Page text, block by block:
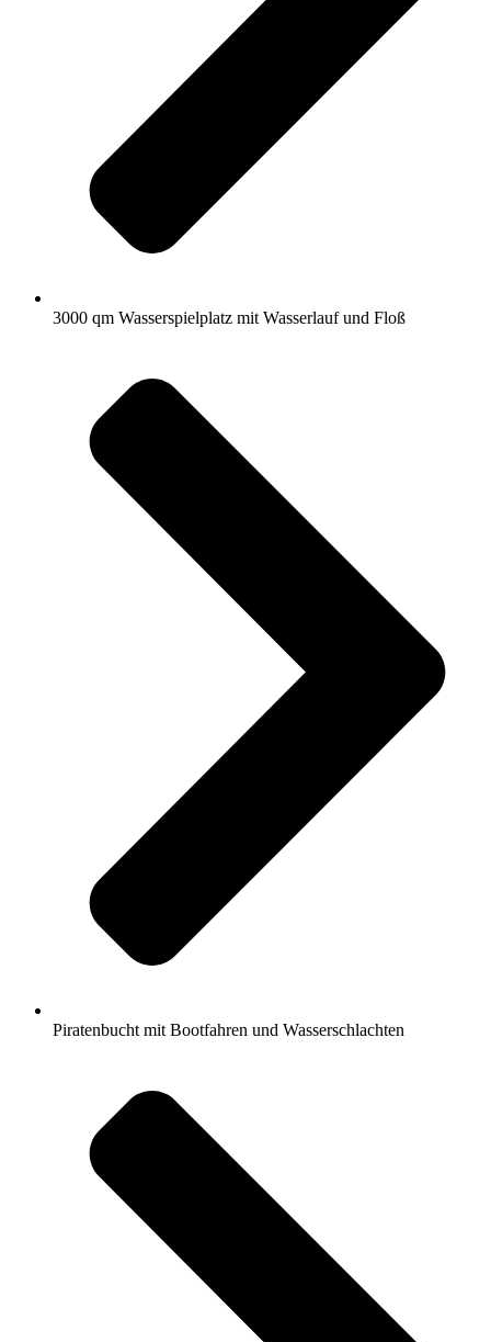
3000 qm Wasserspielplatz mit Wasserlauf und Floß
Piratenbucht mit Bootfahren und Wasserschlachten